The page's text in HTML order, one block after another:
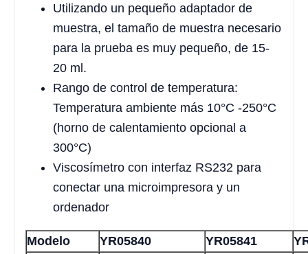
Utilizando un pequeño adaptador de
muestra, el tamaño de muestra necesario
para la prueba es muy pequeño, de 15-
20 ml.
Rango de control de temperatura:
Temperatura ambiente más 10°C -250°C
(horno de calentamiento opcional a
300°C)
Viscosímetro con interfaz RS232 para
conectar una microimpresora y un
ordenador
Modelo YR05840 YR05841